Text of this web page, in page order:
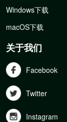
Windows下载
macOS下载
关于我们
Facebook
Twitter
Instagram